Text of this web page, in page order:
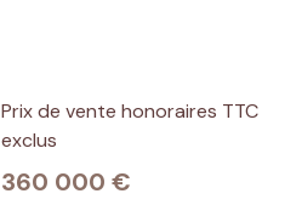
Prix de vente honoraires TTC
exclus
360 000 €